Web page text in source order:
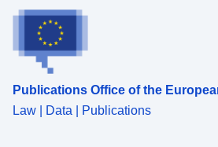
Publications Office of the
Law | Data | Publications